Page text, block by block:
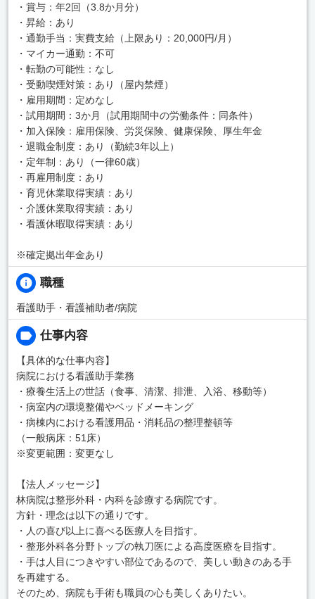
・賞与：年2回（3.8か月分）
・昇給：あり
・通勤手当：実費支給（上限あり：20,000円/月）
・マイカー通勤：不可
・転勤の可能性：なし
・受動喫煙対策：あり（屋内禁煙）
・雇用期間：定めなし
・試用期間：3か月（試用期間中の労働条件：同条件）
・加入保険：雇用保険、労災保険、健康保険、厚生年金
・退職金制度：あり（勤続3年以上）
・定年制：あり（一律60歳）
・再雇用制度：あり
・育児休業取得実績：あり
・介護休業取得実績：あり
・看護休暇取得実績：あり
※確定拠出年金あり
職種
看護助手・看護補助者/病院
仕事内容
【具体的な仕事内容】
病院における看護助手業務
・療養生活上の世話（食事、清潔、排泄、入浴、移動等）
・病室内の環境整備やベッドメーキング
・病棟内における看護用品・消耗品の整理整頓等
（一般病床：51床）
※変更範囲：変更なし
【法人メッセージ】
林病院は整形外科・内科を診療する病院です。
方針・理念は以下の通りです。
・人の喜び以上に喜べる医療人を目指す。
・整形外科各分野トップの執刀医による高度医療を目指す。
・手は人目につきやすい部位であるので、美しい動きのある手
を再建する。
そのため、病院も手術も職員の心も美しくありたい。